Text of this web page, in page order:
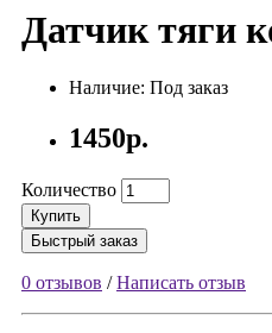
Датчик тяги
Наличие: Под заказ
1450р.
Количество
Купить
Быстрый заказ
0 отзывов /Написать отзыв